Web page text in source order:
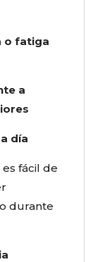
o fatiga
a
día
fácil de
durante